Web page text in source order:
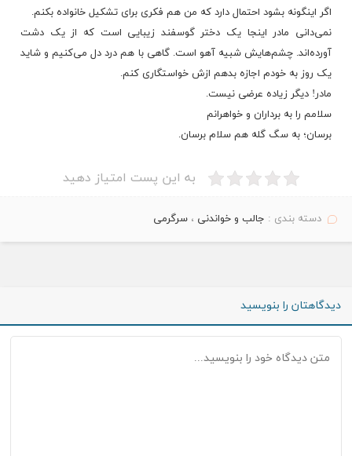
ﺍﮔﺮ ﺍﯾﻨﮕﻮﻧﻪ ﺑﺸﻮﺩ ﺍﺣﺘﻤﺎﻝ ﺩﺍﺭﺩ ﮐﻪ ﻣﻦ ﻫﻢ ﻓﮑﺮﯼ ﺑﺮﺍﯼ ﺗﺸﮑﯿﻞ ﺧﺎﻧﻮﺍﺩﻩ ﺑﮑﻨﻢ.
ﻧﻤﯽﺩﺍﻧﯽ ﻣﺎﺩﺭ ﺍﯾﻨﺠﺎ ﯾﮏ ﺩﺧﺘﺮ ﮔﻮﺳﻔﻨﺪ ﺯﯾﺒﺎﯾﯽ ﺍﺳﺖ ﮐﻪ ﺍﺯ ﯾﮏ ﺩﺷﺖ
ﺁﻭﺭﺩﻩﺍﻧﺪ. ﭼﺸﻢﻫﺎﯾﺶ ﺷﺒﯿﻪ ﺁﻫﻮ ﺍﺳﺖ. ﮔﺎﻫﯽ ﺑﺎ ﻫﻢ ﺩﺭﺩ ﺩﻝ ﻣﯽﮐﻨﯿﻢ ﻭ ﺷﺎﯾﺪ
ﯾﮏ ﺭﻭﺯ ﺑﻪ ﺧﻮﺩﻡ ﺍﺟﺎﺯﻩ ﺑﺪﻫﻢ ﺍﺯﺵ ﺧﻮﺍﺳﺘﮕﺎﺭﯼ ﮐﻨﻢ.
ﻣﺎﺩﺭ! ﺩﯾﮕﺮ ﺯﯾﺎﺩﻩ ﻋﺮﺿﯽ ﻧﯿﺴﺖ.
ﺳﻼﻣﻢ ﺭﺍ ﺑﻪ ﺑﺮﺩﺍﺭﺍﻥ ﻭ ﺧﻮﺍﻫﺮﺍﻧﻢ
ﺑﺮﺳﺎﻥ؛ ﺑﻪ ﺳﮓ ﮔﻠﻪ ﻫﻢ ﺳﻼﻡ ﺑﺮﺳﺎﻥ.
به این پست امتیاز دهید
دسته بندی : جالب و خواندنی ،سرگرمی
دیدگاهتان را بنویسید